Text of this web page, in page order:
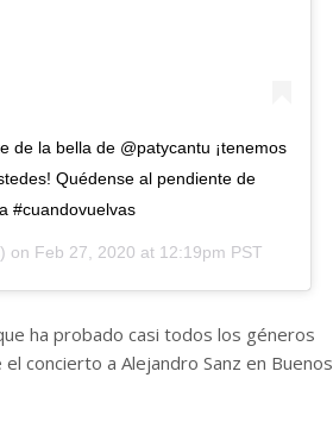
de la bella de @patycantu ¡tenemos
Quédense al pendiente de
#cuandovuelvas
on Feb 27, 2020 at 12:19pm PST
ha probado casi todos los géneros
concierto a Alejandro Sanz en Buenos